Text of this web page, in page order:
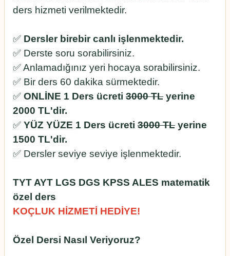
ders hizmeti verilmektedir.
✅ Dersler birebir canlı işlenmektedir.
✅ Derste soru sorabilirsiniz.
✅Anlamadığınız yeri hocaya sorabilirsiniz.
✅ Bir ders 60 dakika sürmektedir.
✅ ONLİNE 1 Ders ücreti 3000 TL yerine
2000 TL'dir.
✅ YÜZ YÜZE 1 Ders ücreti 3000 TL yerine
1500 TL'dir.
✅ Dersler seviye seviye işlenmektedir.
TYT AYT LGS DGS KPSS ALES matematik
özel ders
KOÇLUK HİZMETİ HEDİYE!
Özel Dersi Nasıl Veriyoruz?